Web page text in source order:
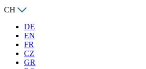
CH
DE
EN
FR
CZ
GR